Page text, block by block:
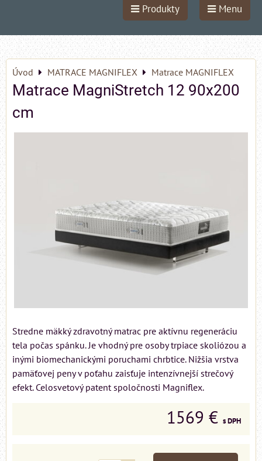
Produkty Menu
Úvod MATRACE MAGNIFLEX Matrace MAGNIFLEX
Matrace MagniStretch 12 90x200
cm
Stredne mäkký zdravotný matrac pre aktívnu regeneráciu
tela počas spánku. Je vhodný pre osoby trpiace skoliózou a
inými biomechanickými poruchami chrbtice. Nižšia vrstva
pamäťovej peny v poťahu zaisťuje intenzívnejší strečový
efekt. Celosvetový patent spoločnosti Magniflex.
1569 € s DPH